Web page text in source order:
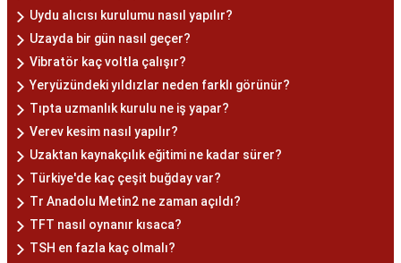
Uydu alıcısı kurulumu nasıl yapılır?
Uzayda bir gün nasıl geçer?
Vibratör kaç voltla çalışır?
Yeryüzündeki yıldızlar neden farklı görünür?
Tıpta uzmanlık kurulu ne iş yapar?
Verev kesim nasıl yapılır?
Uzaktan kaynakçılık eğitimi ne kadar sürer?
Türkiye'de kaç çeşit buğday var?
Tr Anadolu Metin2 ne zaman açıldı?
TFT nasıl oynanır kısaca?
TSH en fazla kaç olmalı?